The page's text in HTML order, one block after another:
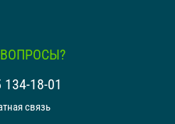
134-18-01
связь